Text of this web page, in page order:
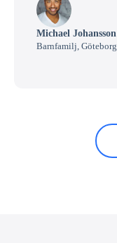
Michael Johansson
Barnfamilj, Göteborg